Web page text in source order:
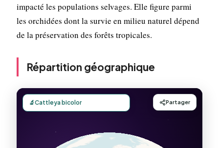
impacté les populations selvages. Elle figure parmi
les orchidées dont la survie en milieu naturel dépend
de la préservation des forêts tropicales.
Répartition géographique